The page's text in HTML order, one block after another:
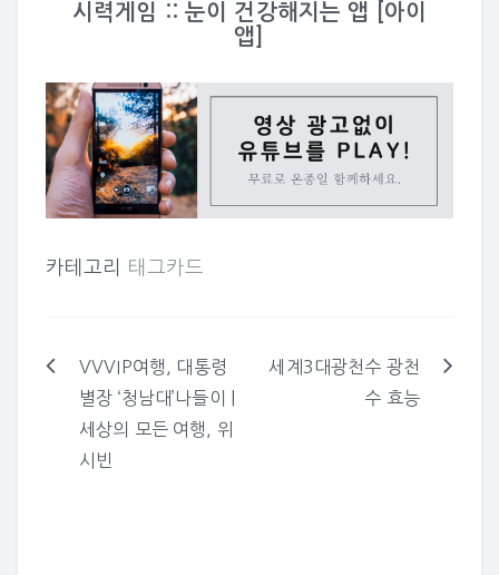
시력게임 :: 눈이 건강해지는 앱 [아이
앱]
카테고리 태그카드
글
VVVIP여행, 대통령
별장 ‘청남대’나들이 |
세상의 모든 여행, 위
시빈
세계3대광천수 광천
수 효능